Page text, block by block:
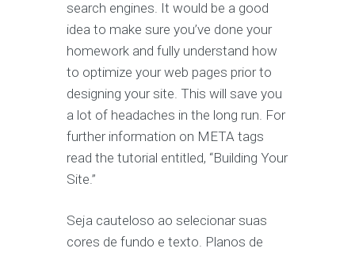
search engines. It would be a good
idea to make sure you’ve done your
homework and fully understand how
to optimize your web pages prior to
designing your site. This will save you
a lot of headaches in the long run. For
further information on META tags
read the tutorial entitled, “Building Your
Site.”
Seja cauteloso ao selecionar suas
cores de fundo e texto. Planos de